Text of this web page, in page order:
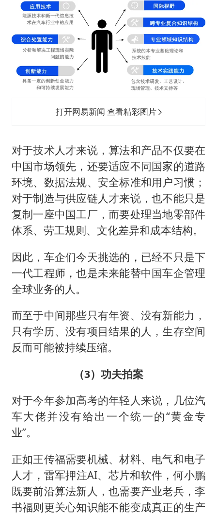
打开网易新闻 查看精彩图片
对于技术人才来说，算法和产品不仅要在
中国市场领先，还要适应不同国家的道路
环境、数据法规、安全标准和用户习惯；
对于制造与供应链人才来说，也不能只是
复制一座中国工厂，而要处理当地零部件
体系、劳工规则、文化差异和成本结构。
因此，车企们今天挑选的，已经不只是下
一代工程师，也是未来能替中国车企管理
全球业务的人。
而至于中间那些只有年资、没有新能力，
只有学历、没有项目结果的人，生存空间
反而可能被持续压缩。
（3）功夫拍案
对于今年参加高考的年轻人来说，几位汽
车大佬并没有给出一个统一的“黄金专
业”。
正如王传福需要机械、材料、电气和电子
人才，雷军押注AI、芯片和软件，何小鹏
既要前沿算法新人，也需要产业老兵，李
书福则更关心知识能不能变成真正的生产